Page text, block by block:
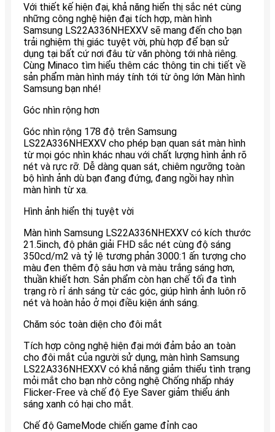
Với thiết kế hiện đại, khả năng hiển thị sắc nét cùng
những công nghệ hiện đại tích hợp, màn hình
Samsung LS22A336NHEXXV sẽ mang đến cho bạn
trải nghiệm thị giác tuyệt vời, phù hợp để bạn sử
dụng tại bất cứ nơi đâu từ văn phòng tới nhà riêng.
Cùng Minaco tìm hiểu thêm các thông tin chi tiết về
sản phẩm màn hình máy tính tới từ ông lớn Màn hình
Samsung bạn nhé!
Góc nhìn rộng hơn
Góc nhìn rộng 178 độ trên Samsung
LS22A336NHEXXV cho phép bạn quan sát màn hình
từ mọi góc nhìn khác nhau với chất lượng hình ảnh rõ
nét và rực rỡ. Dễ dàng quan sát, chiêm ngưỡng toàn
bộ hình ảnh dù bạn đang đứng, đang ngồi hay nhìn
màn hình từ xa.
Hình ảnh hiển thị tuyệt vời
Màn hình Samsung LS22A336NHEXXV có kích thước
21.5inch, độ phân giải FHD sắc nét cùng độ sáng
350cd/m2 và tỷ lệ tương phản 3000:1 ấn tượng cho
màu đen thêm độ sâu hơn và màu trắng sáng hơn,
thuần khiết hơn. Sản phẩm còn hạn chế tối đa tình
trạng rò rỉ ánh sáng từ các góc, giúp hình ảnh luôn rõ
nét và hoàn hảo ở mọi điều kiện ánh sáng.
Chăm sóc toàn diện cho đôi mắt
Tích hợp công nghệ hiện đại mới đảm bảo an toàn
cho đôi mắt của người sử dụng, màn hình Samsung
LS22A336NHEXXV có khả năng giảm thiểu tình trạng
mỏi mắt cho bạn nhờ công nghệ Chống nhấp nháy
Flicker-Free và chế độ Eye Saver giảm thiểu ánh
sáng xanh có hại cho mắt.
Chế độ GameMode chiến game đỉnh cao